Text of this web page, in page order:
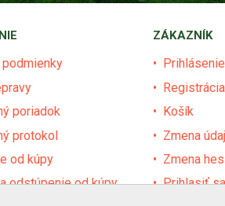
poriadok
protokol
od kúpy
odstúpenie od kúpy
ZÁKAZNÍK
Prihlásenie
Registrácia
Košík
Zmena
Zmena
Prihlasiť